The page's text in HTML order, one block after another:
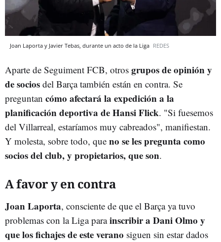
Joan Laporta y Javier Tebas, durante un acto de la Liga REDES
Aparte de Seguiment FCB, otros grupos de opinión y
de socios del Barça también están en contra. Se
preguntan cómo afectará la expedición a la
planificación deportiva de Hansi Flick. "Si fuesemos
del Villarreal, estaríamos muy cabreados", manifiestan.
Y molesta, sobre todo, que no se les pregunta como
socios del club, y propietarios, que son.
A favor y en contra
Joan Laporta, consciente de que el Barça ya tuvo
problemas con la Liga parainscribir a Dani Olmo y
que los fichajes de este verano siguen sin estar dados